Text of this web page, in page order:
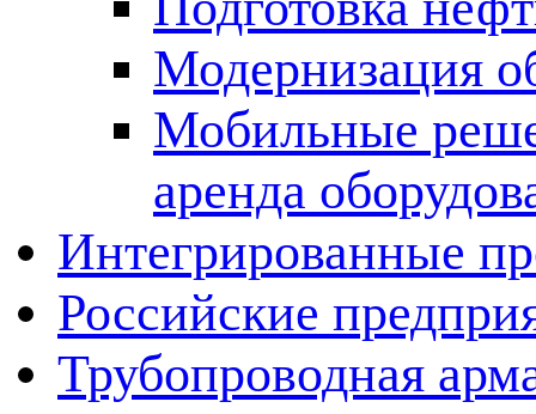
Модернизация
Мобильные
аренда
Интегрированные
Российские
Трубопроводная